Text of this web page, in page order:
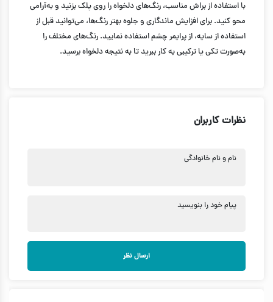
با استفاده از براش مناسب، رنگ‌های دلخواه را روی پلک بزنید و به‌آرامی
محو کنید. برای افزایش ماندگاری و جلوه بهتر رنگ‌ها، می‌توانید قبل از
استفاده از سایه، از پرایمر چشم استفاده نمایید. رنگ‌های مختلف را
به‌صورت تکی یا ترکیبی به کار ببرید تا به نتیجه دلخواه برسید.
نظرات کاربران
نام و نام خانوادگی
پیام خود را بنویسید
ارسال نظر